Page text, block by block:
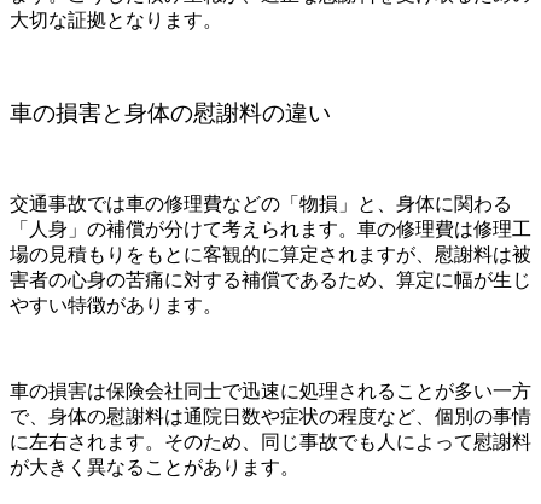
大切な証拠となります。
車の損害と身体の慰謝料の違い
交通事故では車の修理費などの「物損」と、身体に関わる
「人身」の補償が分けて考えられます。車の修理費は修理工
場の見積もりをもとに客観的に算定されますが、慰謝料は被
害者の心身の苦痛に対する補償であるため、算定に幅が生じ
やすい特徴があります。
車の損害は保険会社同士で迅速に処理されることが多い一方
で、身体の慰謝料は通院日数や症状の程度など、個別の事情
に左右されます。そのため、同じ事故でも人によって慰謝料
が大きく異なることがあります。